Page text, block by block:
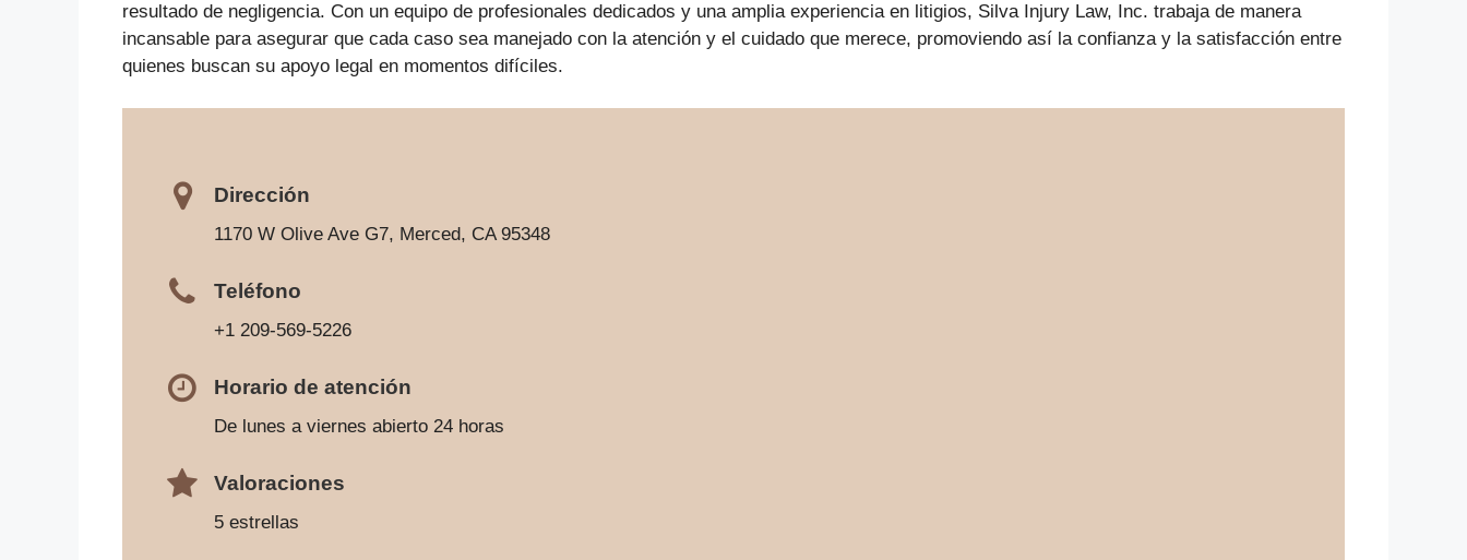
resultado de negligencia. Con un equipo de profesionales dedicados y una amplia experiencia en litigios, Silva Injury Law, Inc. trabaja de manera
incansable para asegurar que cada caso sea manejado con la atención y el cuidado que merece, promoviendo así la confianza y la satisfacción entre
quienes buscan su apoyo legal en momentos difíciles.
Dirección
1170 W Olive Ave G7, Merced, CA 95348
Teléfono
+1 209-569-5226
Horario de atención
De lunes a viernes abierto 24 horas
Valoraciones
5 estrellas